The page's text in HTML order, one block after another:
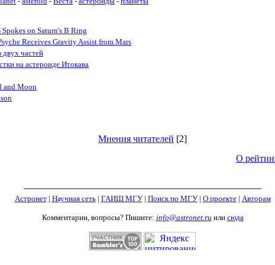
on Saturn's B Ring
Receives Gravity Assist from Mars
двух частей
на астероиде Итокава
and Moon
Мнения читателей [2]
О
Астронет| Научная сеть| ГАИШ МГУ| Поиск по МГУ| О проекте| Авторам
Комментарии, вопросы? Пишите: info@astronet.ru или сюда